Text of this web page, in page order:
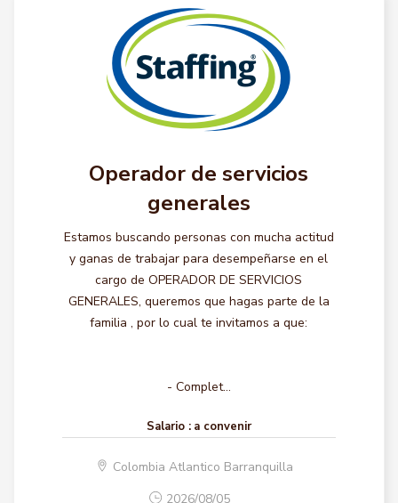
Operador de servicios
generales
Estamos buscando personas con mucha actitud
y ganas de trabajar para desempeñarse en el
cargo de OPERADOR DE SERVICIOS
GENERALES, queremos que hagas parte de la
familia , por lo cual te invitamos a que:
- Complet...
Salario : a convenir
Colombia Atlantico Barranquilla
2026/08/05